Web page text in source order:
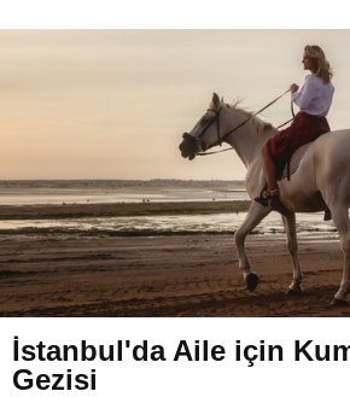
İstanbul'da Aile için
Gezisi